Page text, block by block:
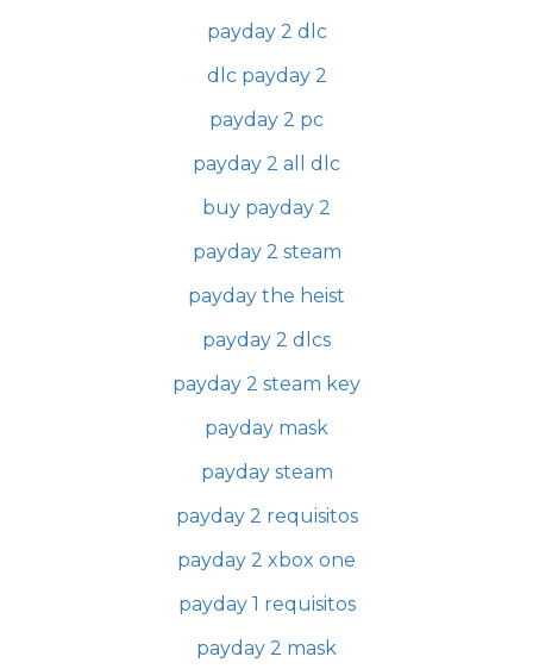
payday 2 dlc
dlc payday 2
payday 2 pc
payday 2 all dlc
buy payday 2
payday 2 steam
payday the heist
payday 2 dlcs
payday 2 steam key
payday mask
payday steam
payday 2 requisitos
payday 2 xbox one
payday 1 requisitos
payday 2 mask